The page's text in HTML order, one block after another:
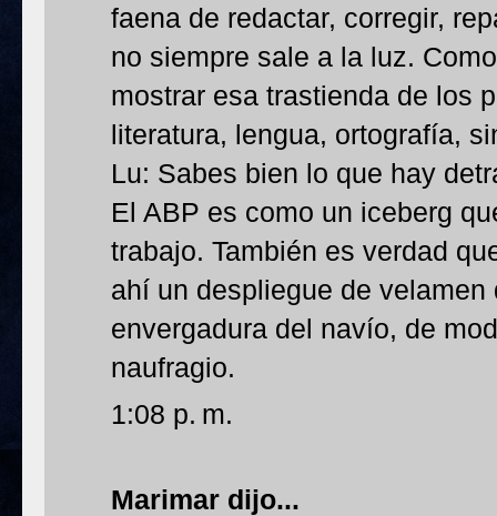
faena de redactar, corregir,
no siempre sale a la luz.
mostrar esa trastienda de los
literatura, lengua, ortografía,
Lu: Sabes bien lo que hay
El ABP es como un iceberg
trabajo. También es verdad
ahí un despliegue de
envergadura del navío, de
naufragio.
1:08 p. m.
Marimar dijo...